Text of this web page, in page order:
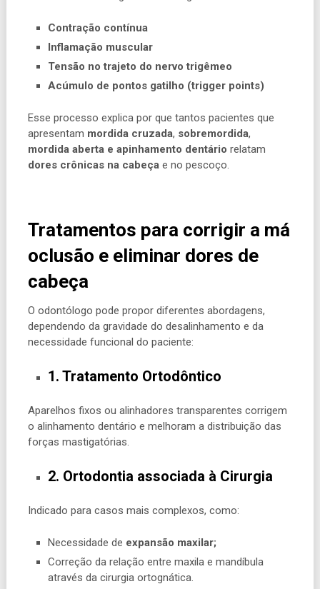
Contração contínua
Inflamação muscular
Tensão no trajeto do nervo trigêmeo
Acúmulo de pontos gatilho (trigger points)
Esse processo explica por que tantos pacientes que
apresentam mordida cruzada, sobremordida,
mordida aberta e apinhamento dentário relatam
dores crônicas na cabeçae no pescoço.
Tratamentos para corrigir a má
oclusão e eliminar dores de
cabeça
O odontólogo pode propor diferentes abordagens,
dependendo da gravidade do desalinhamento e da
necessidade funcional do paciente:
1. Tratamento Ortodôntico
Aparelhos fixos ou alinhadores transparentes corrigem
o alinhamento dentário e melhoram a distribuição das
forças mastigatórias.
2. Ortodontia associada à Cirurgia
Indicado para casos mais complexos, como:
Necessidade de expansão maxilar;
Correção da relação entre maxila e mandíbula
através da cirurgia ortognática.